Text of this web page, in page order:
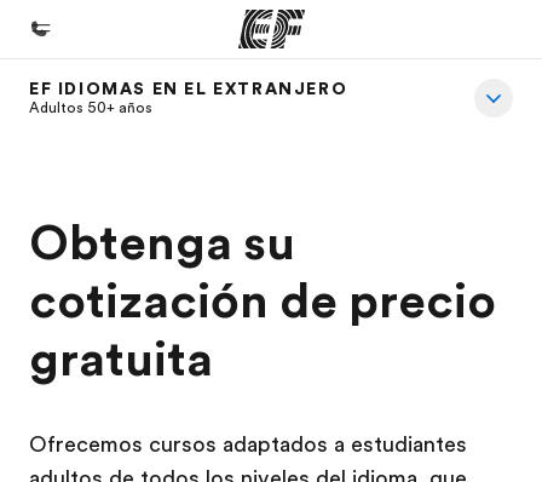
Inicio
Ver todo lo que hacemos
Oficinas
Sobre nosotros
Trabajos
EF IDIOMAS EN EL EXTRANJERO
Adultos 50+ años
Obtenga su
cotización de precio
gratuita
Ofrecemos cursos adaptados a estudiantes